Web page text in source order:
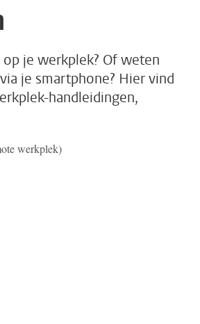
je werkplek? Of weten
je smartphone? Hier vind
handleidingen,
werkplek)